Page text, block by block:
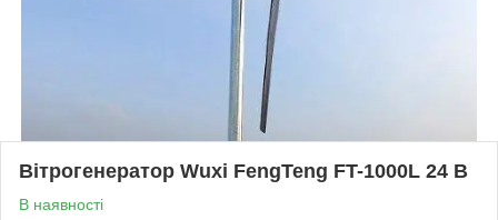
Вітрогенератор Wuxi FengTeng FT-1000L 24 В
В наявності